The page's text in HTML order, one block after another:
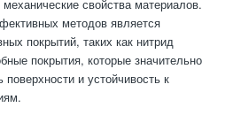
свойства материалов.
методов является
покрытий, таких как нитрид
покрытия, которые значительно
и устойчивость к